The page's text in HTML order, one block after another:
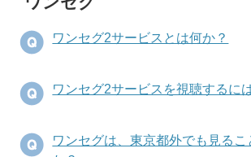
ワンセグ2サービスとは何か？
ワンセグ2サービスを視聴するに
ワンセグは、東京都外でも見る